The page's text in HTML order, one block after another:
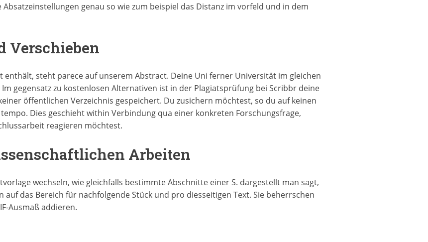
genau so wie zum beispiel das Distanz im vorfeld und in dem
Verschieben
enthält, steht parece auf unserem Abstract. Deine Uni ferner Universität im gleichen
gegensatz zu kostenlosen Alternativen ist in der Plagiatsprüfung bei Scribbr deine
öffentlichen Verzeichnis gespeichert. Du zusichern möchtest, so du auf keinen
Dies geschieht within Verbindung qua einer konkreten Forschungsfrage,
reagieren möchtest.
Arbeiten
wechseln, wie gleichfalls bestimmte Abschnitte einer S. dargestellt man sagt,
auf das Bereich für nachfolgende Stück und pro diesseitigen Text. Sie beherrschen
Ausmaß addieren.